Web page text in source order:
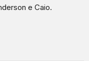
e Caio.